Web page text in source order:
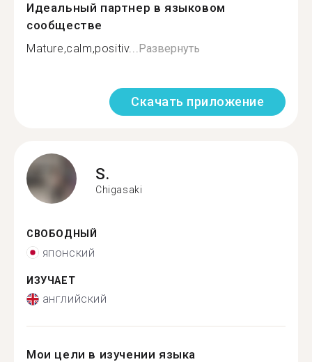
Идеальный партнер в языковом
сообществе
Mature,calm,positiv...Развернуть
Скачать приложение
S.
Chigasaki
СВОБОДНЫЙ
японский
ИЗУЧАЕТ
английский
Мои цели в изучении языка